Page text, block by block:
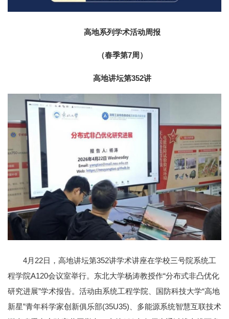
高地系列学术活动周报
（春季第7周）
高地讲坛第352讲
4月22日，高地讲坛第352讲学术讲座在学校三号院系统工
程学院A120会议室举行。东北大学杨涛教授作“分布式非凸优化
研究进展”学术报告。活动由系统工程学院、国防科技大学“高地
新星”青年科学家创新俱乐部(35U35)、多能源系统智慧互联技术